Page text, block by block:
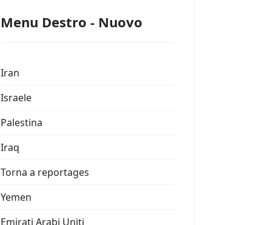
Menu Destro - Nuovo
Iran
Israele
Palestina
Iraq
Torna a reportages
Yemen
Emirati Arabi Uniti